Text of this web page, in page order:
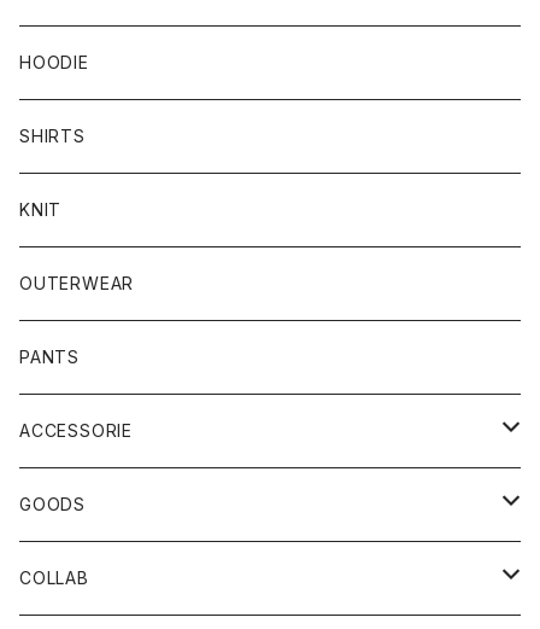
HOODIE
SHIRTS
KNIT
OUTERWEAR
PANTS
ACCESSORIE
CAP
BUCKET HAT
GOODS
STICKER
COLLAB